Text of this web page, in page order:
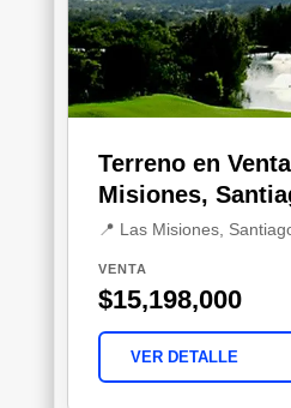
Terreno en
Misiones,
📍 Las Misiones,
VENTA
$15,198,000
VER DETALLE